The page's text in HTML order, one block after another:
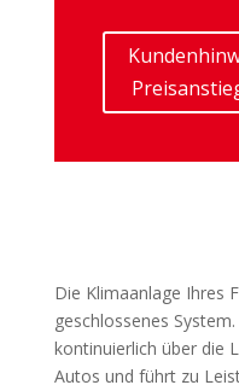
Die Klimaanlage Ihres
geschlossenes
kontinuierlich über die
Autos und führt zu